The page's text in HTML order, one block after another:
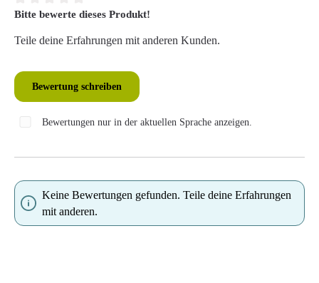
Durchschnittliche Bewertung von 0 von 5 Sternen
Bitte bewerte dieses Produkt!
Teile deine Erfahrungen mit anderen Kunden.
Bewertung schreiben
Bewertungen nur in der aktuellen Sprache anzeigen.
Keine Bewertungen gefunden. Teile deine Erfahrungen
mit anderen.